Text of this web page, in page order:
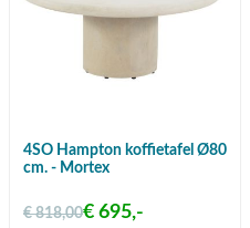
4SO Hampton koffietafel Ø80
cm. - Mortex
€ 818,00€ 695,-